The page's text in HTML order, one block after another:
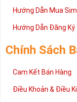
Trên đây là những
2 đang được rất
cấp trong bài viết này
mua sim số tại Sim
Chúc quý
Hướng Dẫn Mua
Hướng Dẫn Đăng
Chính Sách
Cam Kết Bán Hàng
Điều Khoản & Điều